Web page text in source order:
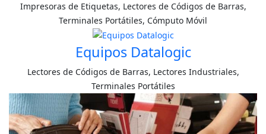
Impresoras de Etiquetas, Lectores de Códigos de Barras,
Terminales Portátiles, Cómputo Móvil
Equipos Datalogic
Lectores de Códigos de Barras, Lectores Industriales,
Terminales Portátiles